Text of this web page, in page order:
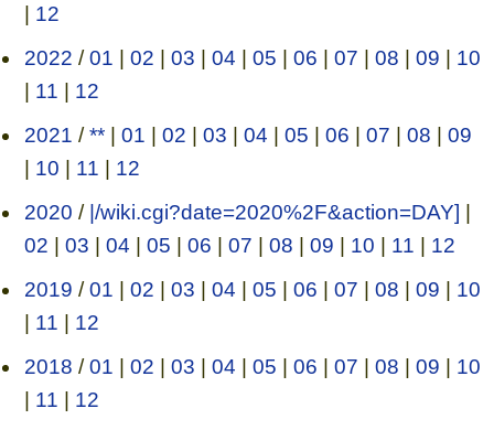
| 12
2022 /01 | 02 | 03 | 04 | 05 | 06 | 07 | 08 | 09 | 10
| 11 | 12
2021 /**| 01 | 02 | 03 | 04 | 05 | 06 | 07 | 08 | 09
| 10 | 11 | 12
2020 / |/wiki.cgi?date=2020%2F&action=DAY] |
02 | 03 | 04 | 05 | 06 | 07 | 08 | 09 | 10 | 11 | 12
2019 /01 | 02 | 03 | 04 | 05 | 06 | 07 | 08 | 09 | 10
| 11 | 12
2018 /01 | 02 | 03 | 04 | 05 | 06 | 07 | 08 | 09 | 10
| 11 | 12